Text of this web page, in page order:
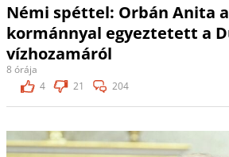
Némi spéttel: Orbán Anita
kormánnyal egyeztetett a
vízhozamáról
8 órája
4
21 204